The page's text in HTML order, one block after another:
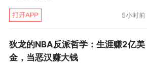
5小时前
狄龙的NBA反派哲学：生涯赚2亿美
金，当恶汉赚大钱